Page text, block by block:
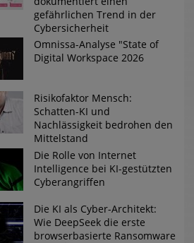
gefährlichen Trend in der
Cybersicherheit
Omnissa-Analyse "State of
Digital Workspace 2026
Risikofaktor Mensch:
Schatten-KI und
Nachlässigkeit bedrohen den
Mittelstand
Die Rolle von Internet
Intelligence bei KI-gestützten
Cyberangriffen
Die KI als Cyber-Architekt:
Wie DeepSeek die erste
browserbasierte Ransomware